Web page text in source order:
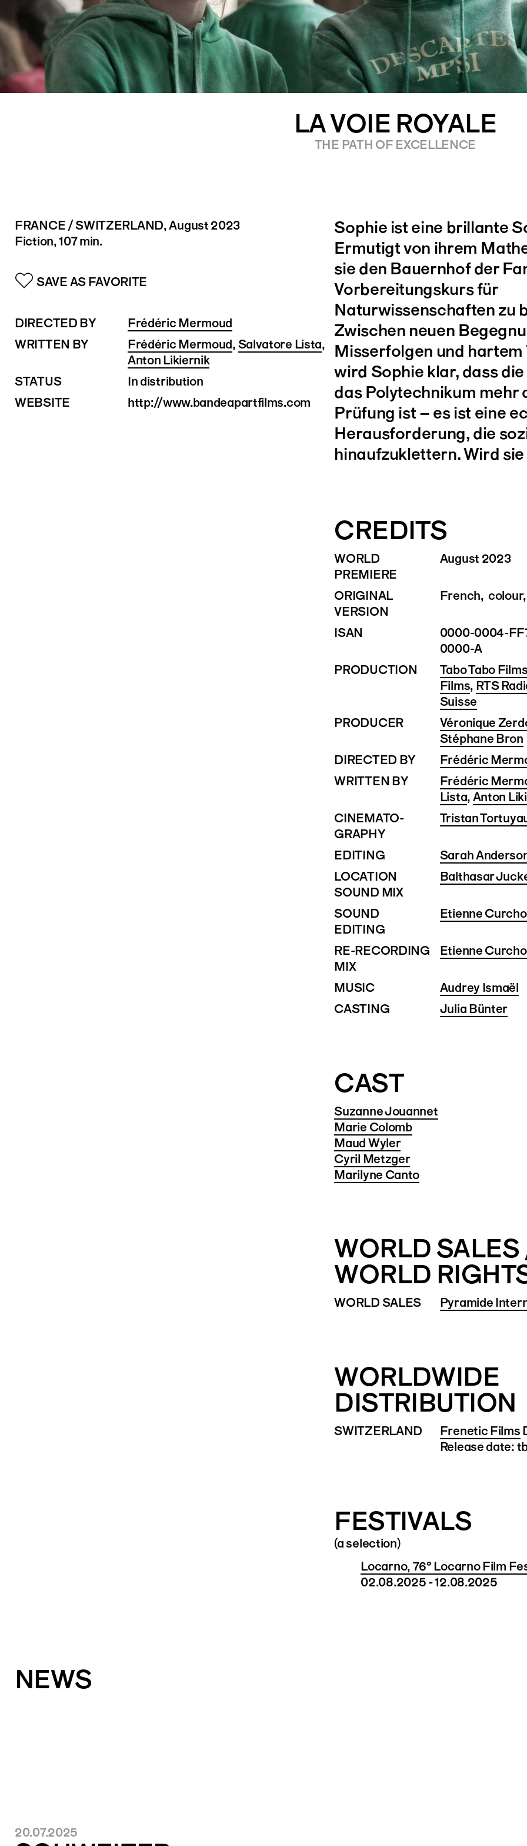
LA VOIE ROYALE
THE PATH OF EXCELLENCE
FRANCE / SWITZERLAND, August 2023
Fiction, 107 min.
SAVE AS FAVORITE
DIRECTED BY
Frédéric Mermoud
WRITTEN BY
Frédéric Mermoud, Salvatore Lista,
Anton Likiernik
STATUS
In distribution
WEBSITE
http://www.bandeapartfilms.com
Sophie ist eine brillante
Ermutigt von ihrem
sie den Bauernhof der
Vorbereitungskurs für
Naturwissenschaften zu
Zwischen neuen
Misserfolgen und
wird Sophie klar, dass
das Polytechnikum mehr
Prüfung ist – es ist eine
Herausforderung, die
hinaufzuklettern. Wird
CREDITS
WORLD
PREMIERE
August 2023
ORIGINAL
VERSION
French, colour,
ISAN
0000-0004-
0000-A
PRODUCTION
Tabo Tabo Films
Films, RTS
Suisse
PRODUCER
Véronique
Stéphane Bron
DIRECTED BY
Frédéric
WRITTEN BY
Frédéric
Lista, Anton
CINEMATO­
GRAPHY
Tristan
EDITING
Sarah
LOCATION
SOUND MIX
Balthasar
SOUND
EDITING
Etienne
RE-RECORDING
MIX
Etienne
MUSIC
Audrey Ismaël
CASTING
Julia Bünter
CAST
Suzanne Jouannet
Marie Colomb
Maud Wyler
Cyril Metzger
Marilyne Canto
WORLD
WORLD
WORLD SALES Pyramide
WORLDWIDE
DISTRIBUTION
SWITZERLAND Frenetic Films
Release date:
FESTIVALS
(a selection)
Locarno, 76° Locarno Film
02.08.2025 - 12.08.2025
NEWS
20.07.2025